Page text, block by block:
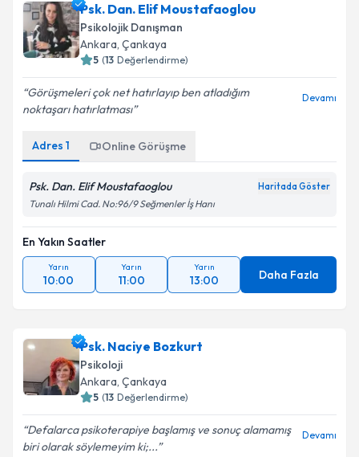
Psk. Dan. Elif Moustafaoglou
Psikolojik Danışman
Ankara, Çankaya
5 (13 Değerlendirme)
Görüşmeleri çok net hatırlayıp ben atladığım
noktaşarı hatırlatması
Devamı
Adres 1 Online Görüşme
Psk. Dan. Elif Moustafaoglou Haritada Göster
Tunalı Hilmi Cad. No:96/9 Seğmenler İş Hanı
En Yakın Saatler
Yarın
10:00
Yarın
11:00
Yarın
13:00 Daha Fazla
Psk. Naciye Bozkurt
Psikoloji
Ankara, Çankaya
5 (13 Değerlendirme)
Defalarca psikoterapiye başlamış ve sonuç alamamış
biri olarak söylemeyim ki;...
Devamı